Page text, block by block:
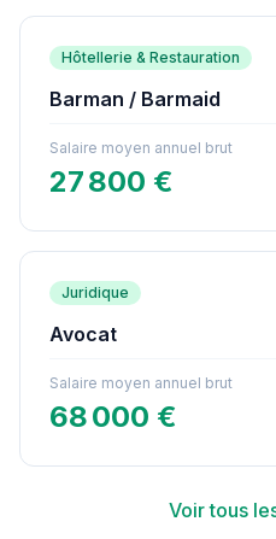
Hôtellerie & Restauration
Barman / Barmaid
Salaire moyen annuel brut
27 800 €
Juridique
Avocat
Salaire moyen annuel brut
68 000 €
Voir tous